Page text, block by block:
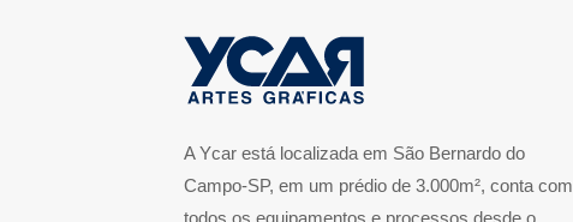
A Ycar está localizada em São Bernardo do
Campo-SP, em um prédio de 3.000m², conta com
todos os equipamentos e processos desde o